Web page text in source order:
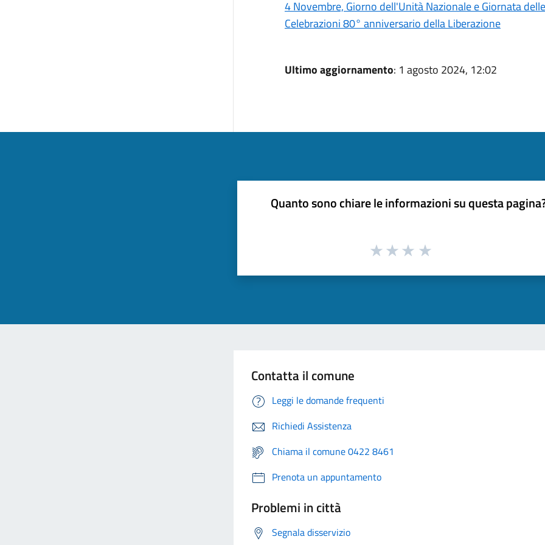
4 Novembre, Giorno dell'Unità Nazionale e Giornata
Celebrazioni 80° anniversario della Liberazione
Ultimo aggiornamento: 1 agosto 2024, 12:02
Quanto sono chiare le informazioni su questa
Contatta il comune
Leggi le domande frequenti
Richiedi Assistenza
Chiama il comune 0422 8461
Prenota un appuntamento
Problemi in città
Segnala disservizio